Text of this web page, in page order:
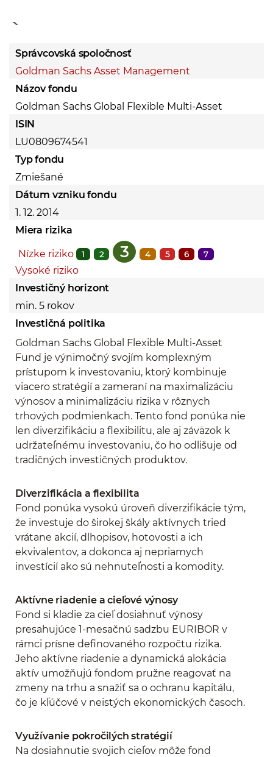
Správcovská spoločnosť
Goldman Sachs Asset Management
Názov fondu
Goldman Sachs Global Flexible Multi-Asset
ISIN
LU0809674541
Typ fondu
Zmiešané
Dátum vzniku fondu
1. 12. 2014
Miera rizika
Nízke riziko 1 2 3 4 5 6 7
Vysoké riziko
Investičný horizont
min. 5 rokov
Investičná politika
Goldman Sachs Global Flexible Multi-Asset
Fund je výnimočný svojím komplexným
prístupom k investovaniu, ktorý kombinuje
viacero stratégií a zameraní na maximalizáciu
výnosov a minimalizáciu rizika v rôznych
trhových podmienkach. Tento fond ponúka nie
len diverzifikáciu a flexibilitu, ale aj záväzok k
udržateľnému investovaniu, čo ho odlišuje od
tradičných investičných produktov.
Diverzifikácia a flexibilita
Fond ponúka vysokú úroveň diverzifikácie tým,
že investuje do širokej škály aktívnych tried
vrátane akcií, dlhopisov, hotovosti a ich
ekvivalentov, a dokonca aj nepriamych
investícií ako sú nehnuteľnosti a komodity.
Aktívne riadenie a cieľové výnosy
Fond si kladie za cieľ dosiahnuť výnosy
presahujúce 1-mesačnú sadzbu EURIBOR v
rámci prísne definovaného rozpočtu rizika.
Jeho aktívne riadenie a dynamická alokácia
aktív umožňujú fondom pružne reagovať na
zmeny na trhu a snažiť sa o ochranu kapitálu,
čo je kľúčové v neistých ekonomických časoch.
Využívanie pokročilých stratégií
Na dosiahnutie svojich cieľov môže fond